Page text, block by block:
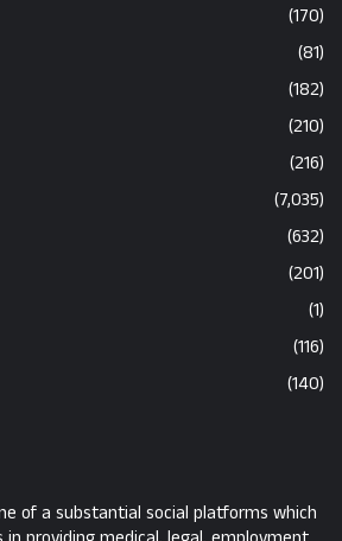
(170)
(81)
(182)
(210)
(216)
(7,035)
(632)
(201)
(1)
(116)
(140)
of a substantial social platforms which